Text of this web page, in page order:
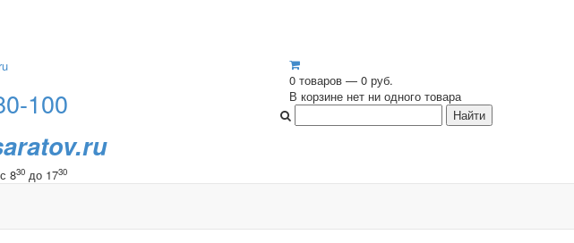
100
830до 1730
0 товаров — 0 руб.
В корзине нет ни одного товара